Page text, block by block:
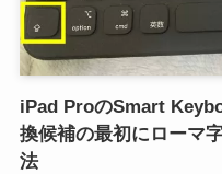
iPad ProのSmart
換候補の最初にローマ
法